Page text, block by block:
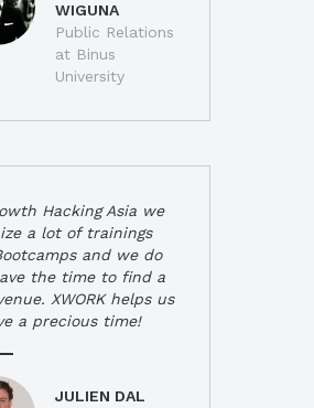
WIGUNA
Public Relations
at Binus
University
Hacking Asia we
a lot of trainings
and we do
the time to find a
XWORK helps us
a precious time!
JULIEN DAL